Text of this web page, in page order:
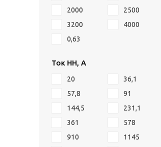
2000
2500
3200
4000
0,63
Ток НН, А
20
36,1
57,8
91
144,5
231,1
361
578
910
1145